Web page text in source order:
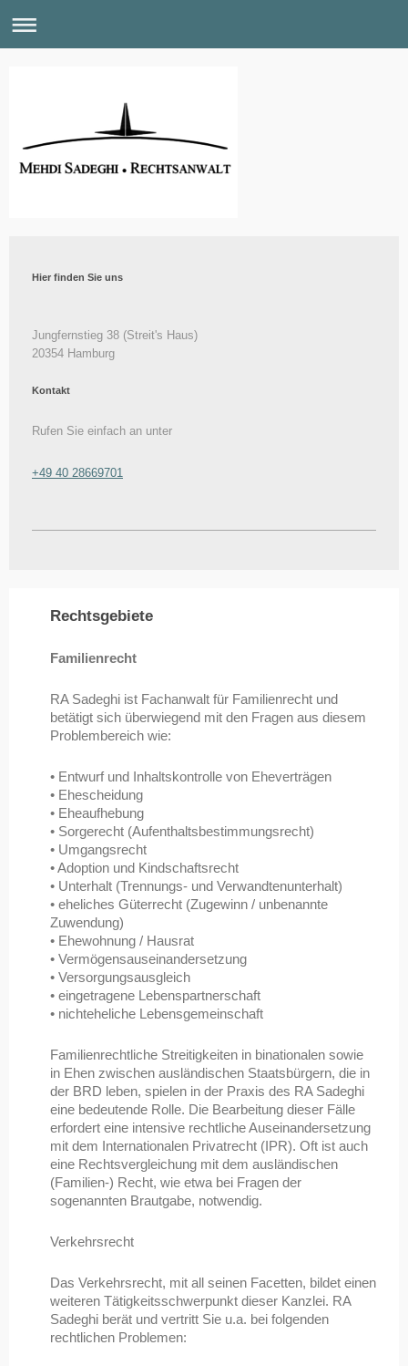
Hier finden Sie uns
Jungfernstieg 38 (Streit's Haus)
20354 Hamburg
Kontakt
Rufen Sie einfach an unter
+49 40 28669701
Rechtsgebiete
Familienrecht
RA Sadeghi ist Fachanwalt für Familienrecht und
betätigt sich überwiegend mit den Fragen aus diesem
Problembereich wie:
• Entwurf und Inhaltskontrolle von Eheverträgen
• Ehescheidung
• Eheaufhebung
• Sorgerecht (Aufenthaltsbestimmungsrecht)
• Umgangsrecht
• Adoption und Kindschaftsrecht
• Unterhalt (Trennungs- und Verwandtenunterhalt)
• eheliches Güterrecht (Zugewinn / unbenannte
Zuwendung)
• Ehewohnung / Hausrat
• Vermögensauseinandersetzung
• Versorgungsausgleich
• eingetragene Lebenspartnerschaft
• nichteheliche Lebensgemeinschaft
Familienrechtliche Streitigkeiten in binationalen sowie
in Ehen zwischen ausländischen Staatsbürgern, die in
der BRD leben, spielen in der Praxis des RA Sadeghi
eine bedeutende Rolle. Die Bearbeitung dieser Fälle
erfordert eine intensive rechtliche Auseinandersetzung
mit dem Internationalen Privatrecht (IPR). Oft ist auch
eine Rechtsvergleichung mit dem ausländischen
(Familien-) Recht, wie etwa bei Fragen der
sogenannten Brautgabe, notwendig.
Verkehrsrecht
Das Verkehrsrecht, mit all seinen Facetten, bildet einen
weiteren Tätigkeitsschwerpunkt dieser Kanzlei. RA
Sadeghi berät und vertritt Sie u.a. bei folgenden
rechtlichen Problemen: